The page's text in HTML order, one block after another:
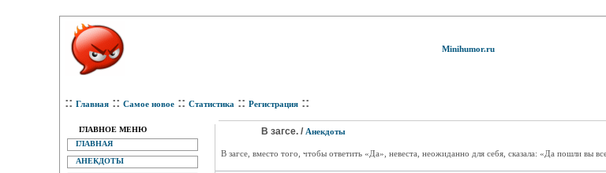
Minihumor.ru
:: Главная :: Самое новое :: Статистика :: Регистрация ::
ГЛАВНОЕ МЕНЮ
ГЛАВНАЯ
АНЕКДОТЫ
В загсе. / Анекдоты
В загсе, вместо того, чтобы ответить «Да», невеста, неожиданно для себя, сказала: «Да пошли вы